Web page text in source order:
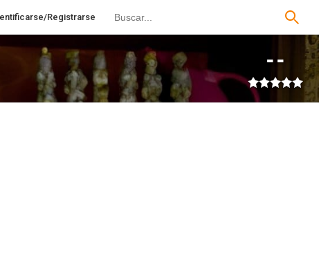
Registrarse
--